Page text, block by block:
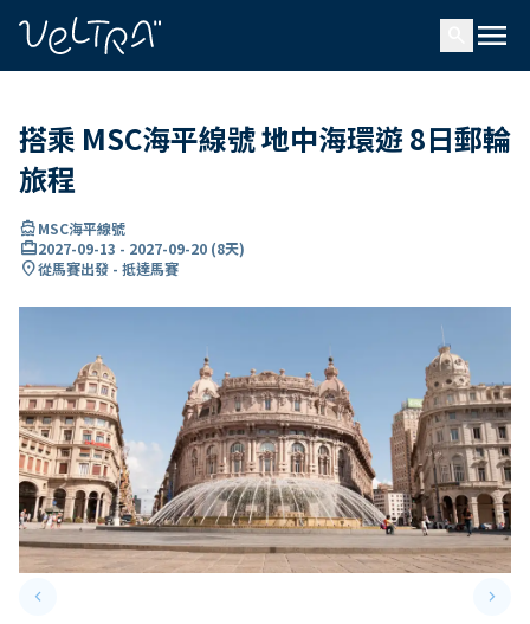
menu
搭乘 MSC海平線號 地中海環遊 8日郵輪
旅程
directions_boatMSC海平線號
card_travel2027-09-13 - 2027-09-20 (8天)
location_on從馬賽出發 - 抵達馬賽
keyboard_arrow_leftPrevious slide keyboard_arrow_right